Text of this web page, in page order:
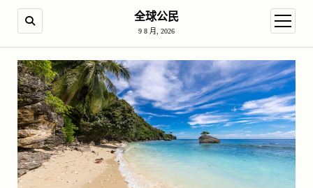
全球公民
9 8 月, 2026
open